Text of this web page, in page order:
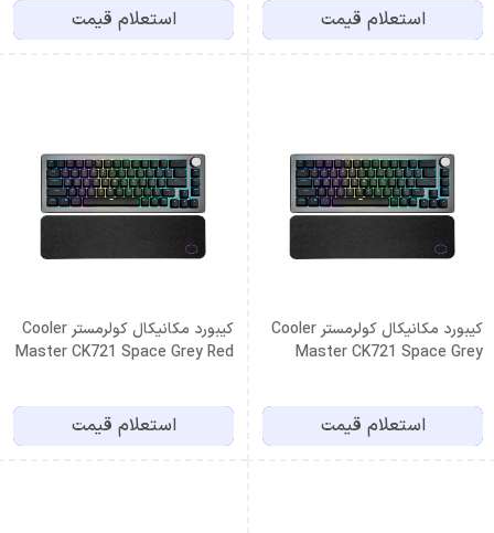
استعلام قیمت استعلام قیمت
کیبورد مکانیکال کولرمستر Cooler
Master CK721 Space Grey
استعلام قیمت
کیبورد مکانیکال کولرمستر Cooler
Master CK721 Space Grey Red
استعلام قیمت